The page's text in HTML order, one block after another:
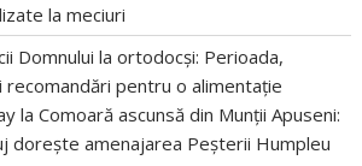
la meciuri
Domnului la ortodocși: Perioada,
recomandări pentru o alimentație
laComoară ascunsă din Munții Apuseni:
dorește amenajarea Peșterii Humpleu